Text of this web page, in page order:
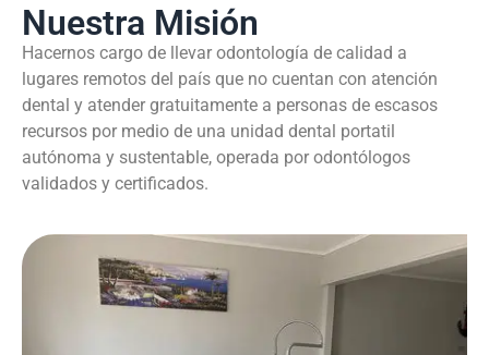
Nuestra Misión
Hacernos cargo de llevar odontología de calidad a
lugares remotos del país que no cuentan con atención
dental y atender gratuitamente a personas de escasos
recursos por medio de una unidad dental portatil
autónoma y sustentable, operada por odontólogos
validados y certificados.